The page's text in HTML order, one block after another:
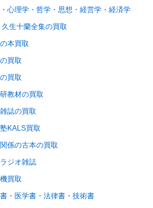
心理学・哲学・思想・経営学・経済学
久生十蘭全集の買取
本買取
買取
買取
教材の買取
誌の買取
KALS買取
係の古本の買取
ジオ雑誌
買取
・医学書・法律書・技術書